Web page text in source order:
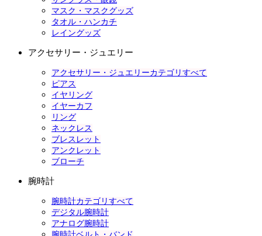
マスク・マスクグッズ
タオル・ハンカチ
レイングッズ
アクセサリー・ジュエリー
アクセサリー・ジュエリーカテゴリすべて
ピアス
イヤリング
イヤーカフ
リング
ネックレス
ブレスレット
アンクレット
ブローチ
腕時計
腕時計カテゴリすべて
デジタル腕時計
アナログ腕時計